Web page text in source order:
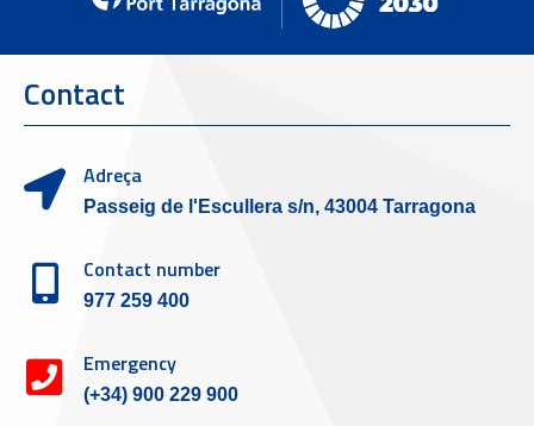
Contact
Adreça
Passeig de l'Escullera s/n, 43004 Tarragona
Contact number
977 259 400
Emergency
(+34) 900 229 900